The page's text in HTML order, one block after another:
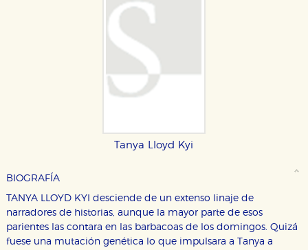
Tanya Lloyd Kyi
BIOGRAFÍA
TANYA LLOYD KYI desciende de un extenso linaje de
narradores de historias, aunque la mayor parte de esos
parientes las contara en las barbacoas de los domingos. Quizá
fuese una mutación genética lo que impulsara a Tanya a
CONFIGURACIÓN DE COOKIES